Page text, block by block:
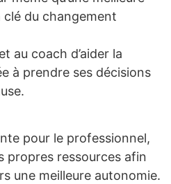
du changement
au coach d’aider la
à prendre ses décisions
pour le professionnel,
propres ressources afin
une meilleure autonomie.